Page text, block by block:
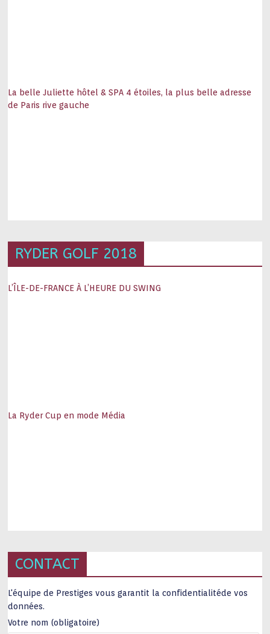
La belle Juliette hôtel & SPA 4 étoiles, la plus belle adresse
de Paris rive gauche
RYDER GOLF 2018
L’ÎLE-DE-FRANCE À L’HEURE DU SWING
La Ryder Cup en mode Média
CONTACT
L'équipe de Prestiges vous garantit la confidentialitéde vos
données.
Votre nom (obligatoire)